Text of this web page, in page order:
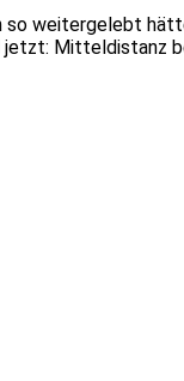
so weitergelebt
jetzt: Mitteldistanz